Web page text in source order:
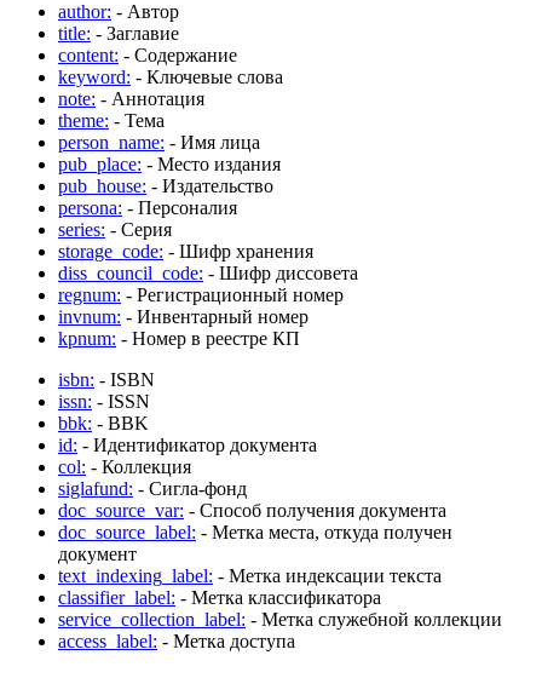
author: - Автор
title: - Заглавие
content: - Содержание
keyword: - Ключевые слова
note: - Аннотация
theme: - Тема
person_name: - Имя лица
pub_place: - Место издания
pub_house: - Издательство
persona: - Персоналия
series: - Серия
storage_code: - Шифр хранения
diss_council_code: - Шифр диссовета
regnum: - Регистрационный номер
invnum: - Инвентарный номер
kpnum: - Номер в реестре КП
isbn: - ISBN
issn: - ISSN
bbk: - BBK
id: - Идентификатор документа
col: - Коллекция
siglafund: - Сигла-фонд
doc_source_var: - Способ получения документа
doc_source_label: - Метка места, откуда получен
документ
text_indexing_label: - Метка индексации текста
classifier_label: - Метка классификатора
service_collection_label: - Метка служебной коллекции
access_label: - Метка доступа